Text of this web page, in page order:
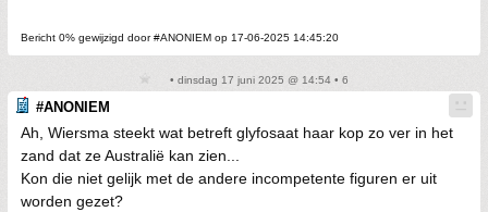
Bericht 0% gewijzigd door #ANONIEM op 17-06-2025 14:45:20
• dinsdag 17 juni 2025 @ 14:54 • 6
#ANONIEM
Ah, Wiersma steekt wat betreft glyfosaat haar kop zo ver in het
zand dat ze Australië kan zien...
Kon die niet gelijk met de andere incompetente figuren er uit
worden gezet?